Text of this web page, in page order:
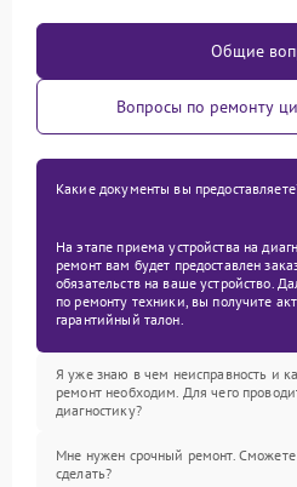
Общие
Вопросы по ремонту
Какие документы вы
На этапе приема устройства на
ремонт вам будет предоставлен
обязательств на ваше устройство.
по ремонту техники, вы получите
гарантийный талон.
Я уже знаю в чем неисправность и
ремонт необходим. Для чего
диагностику?
Мне нужен срочный ремонт. Сможете
сделать?